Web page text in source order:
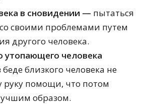
в сновидении — пытаться
своими проблемами путем
другого человека.
человека
беде близкого человека не
руку помощи, что потом
образом.